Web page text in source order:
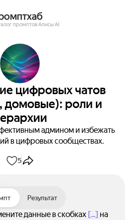
промптов Алисы AI
цифровых чатов
домовые): роли и
админом и избежать
в цифровых сообществах.
5
Результат
данные в скобках [...] на